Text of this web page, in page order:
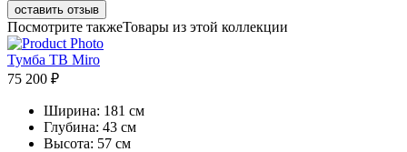
оставить отзыв
Посмотрите такжеТовары из этой коллекции
Тумба ТВ Miro
75 200 ₽
Ширина: 181 см
Глубина: 43 см
Высота: 57 см